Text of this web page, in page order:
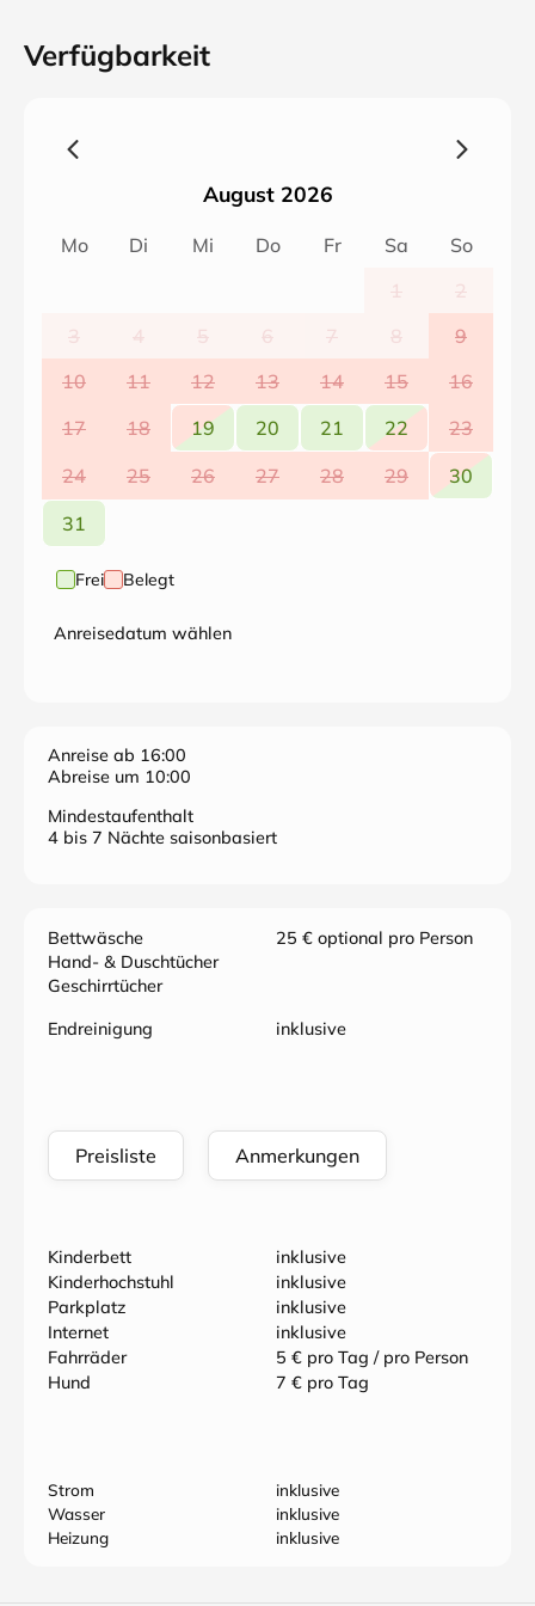
Verfügbarkeit
August 2026
Mo Di Mi Do Fr Sa
So
1
2
3
4 5 6 7 8
9
10
11 12 13 14 15
16
17
18 19 20 21 22
23
24
25 26 27 28 29
30
31
Frei Belegt
Anreisedatum wählen
Anreise ab 16:00
Abreise um 10:00
Mindestaufenthalt
4 bis 7 Nächte saisonbasiert
Bettwäsche
Hand- & Duschtücher
Geschirrtücher
25 € optional pro Person
Endreinigung inklusive
Preisliste Anmerkungen
Kinderbett
inklusive
Kinderhochstuhl
inklusive
Parkplatz
inklusive
Internet
inklusive
Fahrräder
5 € pro Tag / pro Person
Hund
7 € pro Tag
Strom
inklusive
Wasser
inklusive
Heizung
inklusive